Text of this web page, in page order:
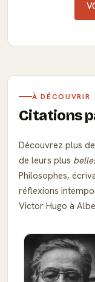
À DÉCOUVRIR
Citations
Découvrez plus
de leurs plus
Philosophes,
réflexions
Victor Hugo à